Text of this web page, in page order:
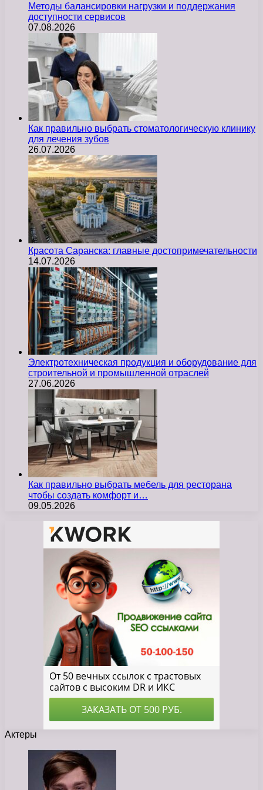
Методы балансировки нагрузки и поддержания
доступности сервисов
07.08.2026
Как правильно выбрать стоматологическую клинику
для лечения зубов
26.07.2026
Красота Саранска: главные достопримечательности
14.07.2026
Электротехническая продукция и оборудование для
строительной и промышленной отраслей
27.06.2026
Как правильно выбрать мебель для ресторана
чтобы создать комфорт и…
09.05.2026
Актеры